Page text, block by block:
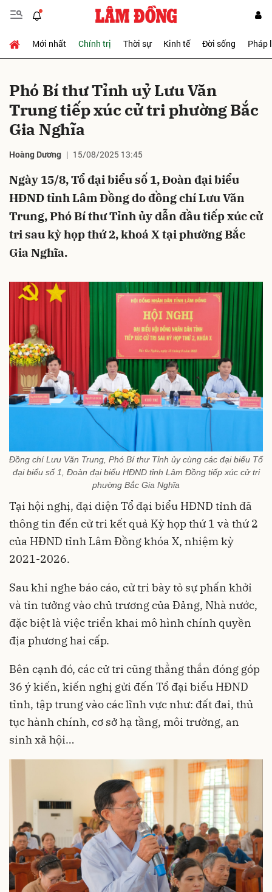
Mới nhất Chính trị Thời sự Kinh tế Đời sống Pháp
Phó Bí thư Tỉnh uỷ Lưu Văn
Trung tiếp xúc cử tri phường Bắc
Gia Nghĩa
Hoàng Dương 15/08/2025 13:45
Ngày 15/8, Tổ đại biểu số 1, Đoàn đại biểu
HĐND tỉnh Lâm Đồng do đồng chí Lưu Văn
Trung, Phó Bí thư Tỉnh ủy dẫn đầu tiếp xúc cử
tri sau kỳ họp thứ 2, khoá X tại phường Bắc
Gia Nghĩa.
Đồng chí Lưu Văn Trung, Phó Bí thư Tỉnh ủy cùng các đại biểu Tổ
đại biểu số 1, Đoàn đại biểu HĐND tỉnh Lâm Đồng tiếp xúc cử tri
phường Bắc Gia Nghĩa
Tại hội nghị, đại diện Tổ đại biểu HĐND tỉnh đã
thông tin đến cử tri kết quả Kỳ họp thứ 1 và thứ 2
của HĐND tỉnh Lâm Đồng khóa X, nhiệm kỳ
2021-2026.
Sau khi nghe báo cáo, cử tri bày tỏ sự phấn khởi
và tin tưởng vào chủ trương của Đảng, Nhà nước,
đặc biệt là việc triển khai mô hình chính quyền
địa phương hai cấp.
Bên cạnh đó, các cử tri cũng thẳng thắn đóng góp
36 ý kiến, kiến nghị gửi đến Tổ đại biểu HĐND
tỉnh, tập trung vào các lĩnh vực như: đất đai, thủ
tục hành chính, cơ sở hạ tầng, môi trường, an
sinh xã hội…
Gửi bình luận
Hủy Gửi